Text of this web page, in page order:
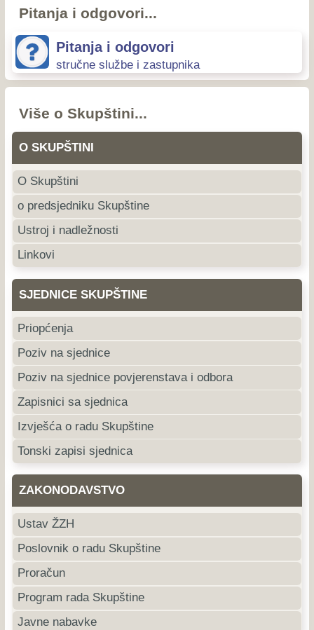
Pitanja i odgovori...
Pitanja i odgovori
stručne službe i zastupnika
Više o Skupštini...
O SKUPŠTINI
O Skupštini
o predsjedniku Skupštine
Ustroj i nadležnosti
Linkovi
SJEDNICE SKUPŠTINE
Priopćenja
Poziv na sjednice
Poziv na sjednice povjerenstava i odbora
Zapisnici sa sjednica
Izvješća o radu Skupštine
Tonski zapisi sjednica
ZAKONODAVSTVO
Ustav ŽZH
Poslovnik o radu Skupštine
Proračun
Program rada Skupštine
Javne nabavke